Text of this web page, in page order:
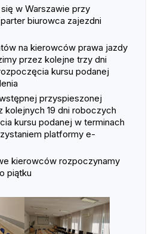
w Warszawie przy
biurowca zajezdni
na kierowców prawa jazdy
przez kolejne trzy dni
kursu podanej
przyspieszonej
kolejnych 19 dni roboczych
kursu podanej w terminach
platformy e-
kierowców rozpoczynamy
piątku